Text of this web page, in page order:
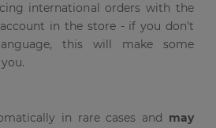
international orders with the
in the store - if you don't
this will make some
in rare cases and may